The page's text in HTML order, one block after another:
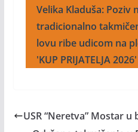
Velika Kladuša: Poziv
tradicionalno
lovu ribe udicom na
'KUP PRIJATELJA 2026'
USR “Neretva” Mostar